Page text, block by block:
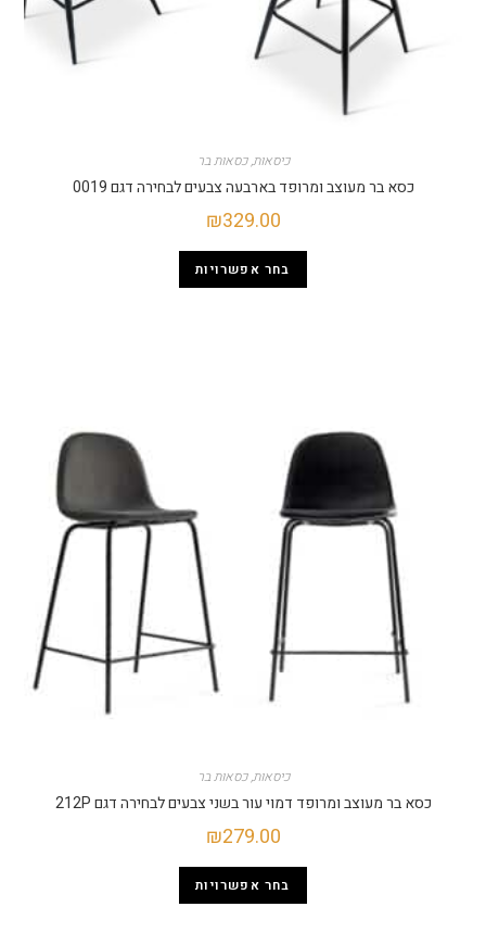
כיסאות,כסאות בר
כסא בר מעוצב ומרופד בארבעה צבעים לבחירה דגם 0019
₪329.00
בחר אפשרויות
כיסאות,כסאות בר
כסא בר מעוצב ומרופד דמוי עור בשני צבעים לבחירה דגם 212P
₪279.00
בחר אפשרויות